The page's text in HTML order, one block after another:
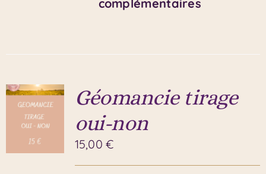
complémentaires
Géomancie tirage
oui-non
15,00€